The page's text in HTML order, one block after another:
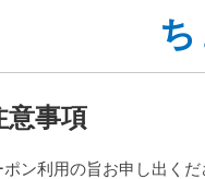
意事項
ン利用の旨お申し出くだ